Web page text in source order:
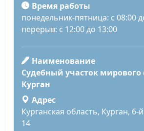
Время работы
понедельник-пятница: с 08:00
перерыв: с 12:00 до 13:00
Наименование
Судебный участок мирового
Курган
Адрес
Курганская область, Курган,
14